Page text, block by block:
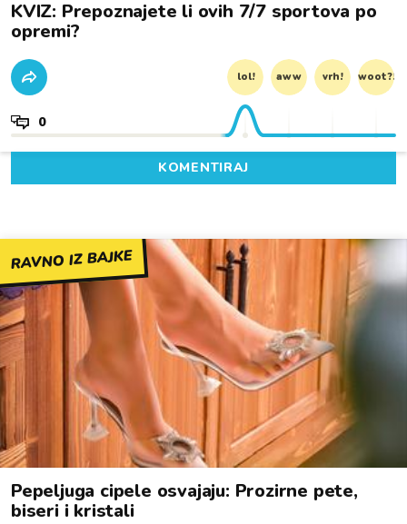
KVIZ: Prepoznajete li ovih 7/7 sportova po
opremi?
lol! aww vrh! woot?!
0
KOMENTIRAJ
RAVNO IZ BAJKE
Pepeljuga cipele osvajaju: Prozirne pete,
biseri i kristali